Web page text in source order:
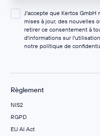
J'accepte que Kertos
mises à jour, des nouvelles
retirer ce consentement à
d'informations sur
notre politique de
Règlement
NIS2
RGPD
EU AI Act